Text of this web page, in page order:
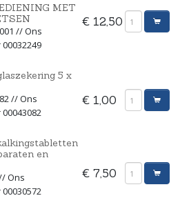
MET
// Ons
€ 12,50
5 x
// Ons
€ 1,00
en
Ons
€ 7,50